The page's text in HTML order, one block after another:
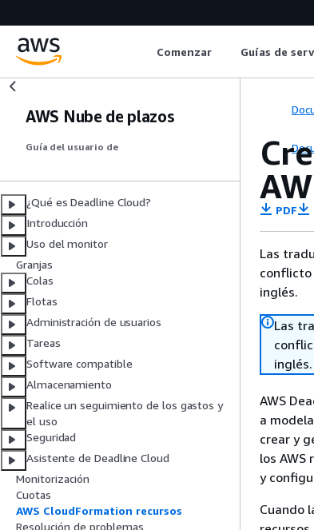
Comenzar Guías de
AWS Nube de plazos
Guía del usuario de
¿Qué es Deadline Cloud?
Introducción
Uso del monitor
Granjas
Colas
Flotas
Administración de usuarios
Tareas
Software compatible
Almacenamiento
Realice un seguimiento de los gastos y
el uso
Seguridad
Asistente de Deadline Cloud
Monitorización
Cuotas
AWS CloudFormation recursos
Resolución de problemas
PDF
Las
conflicto
inglés.
Las
inglés.
AWS
a
crear y
los AWS
y
Cuando